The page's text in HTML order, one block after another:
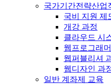
국가기간전략산업
국비 지원 제
개강 과정
클라우드 시
웹프로그래
웹퍼블리셔
웹디자인 과
일반 계좌제 교육